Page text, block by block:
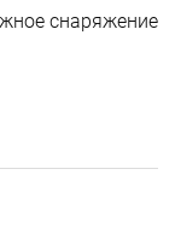
снаряжение